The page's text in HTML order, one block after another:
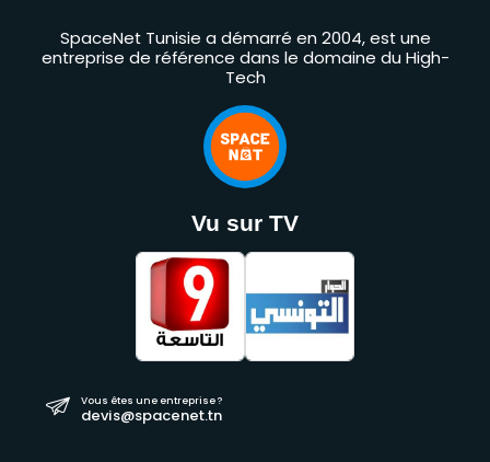
SpaceNet Tunisie a démarré en 2004, est une
entreprise de référence dans le domaine du High-
Tech
Vu sur TV
Vous êtes une entreprise ?
devis@spacenet.tn